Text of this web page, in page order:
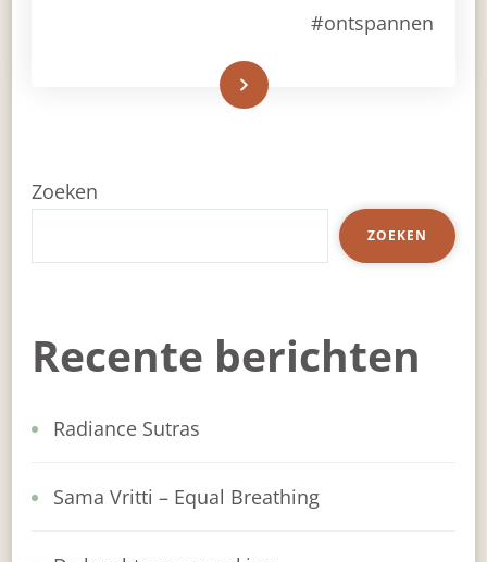
#ontspannen
Read More
Zoeken
ZOEKEN
Recente berichten
Radiance Sutras
Sama Vritti – Equal Breathing